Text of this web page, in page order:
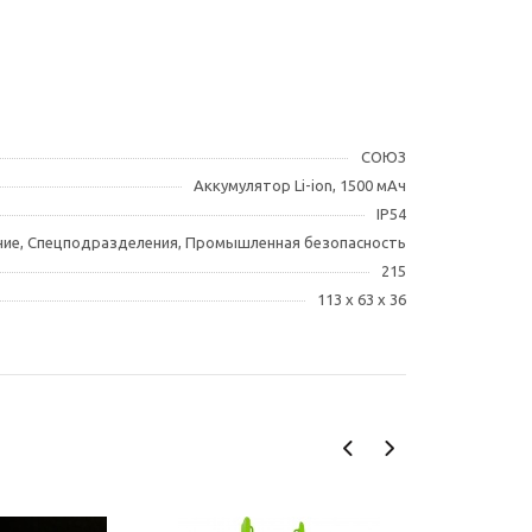
СОЮЗ
Аккумулятор Li-ion, 1500 мАч
IP54
Спецподразделения, Промышленная безопасность
215
113 х 63 х 36